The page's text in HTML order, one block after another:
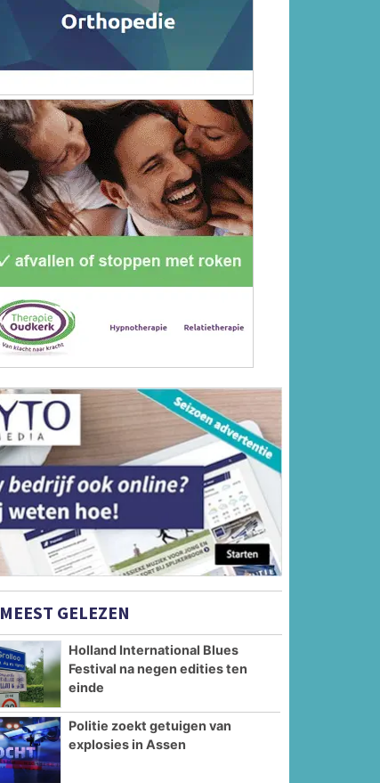
MEEST GELEZEN
Holland International Blues
Festival na negen edities ten
einde
Politie zoekt getuigen van
explosies in Assen